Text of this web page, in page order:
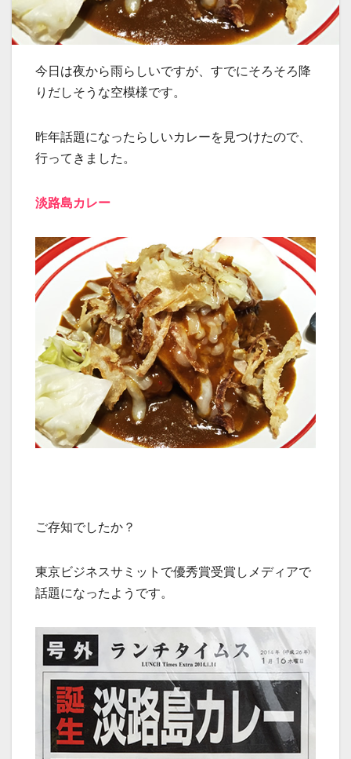
今日は夜から雨らしいですが、すでにそろそろ降
りだしそうな空模様です。
昨年話題になったらしいカレーを見つけたので、
行ってきました。
淡路島カレー
ご存知でしたか？
東京ビジネスサミットで優秀賞受賞しメディアで
話題になったようです。